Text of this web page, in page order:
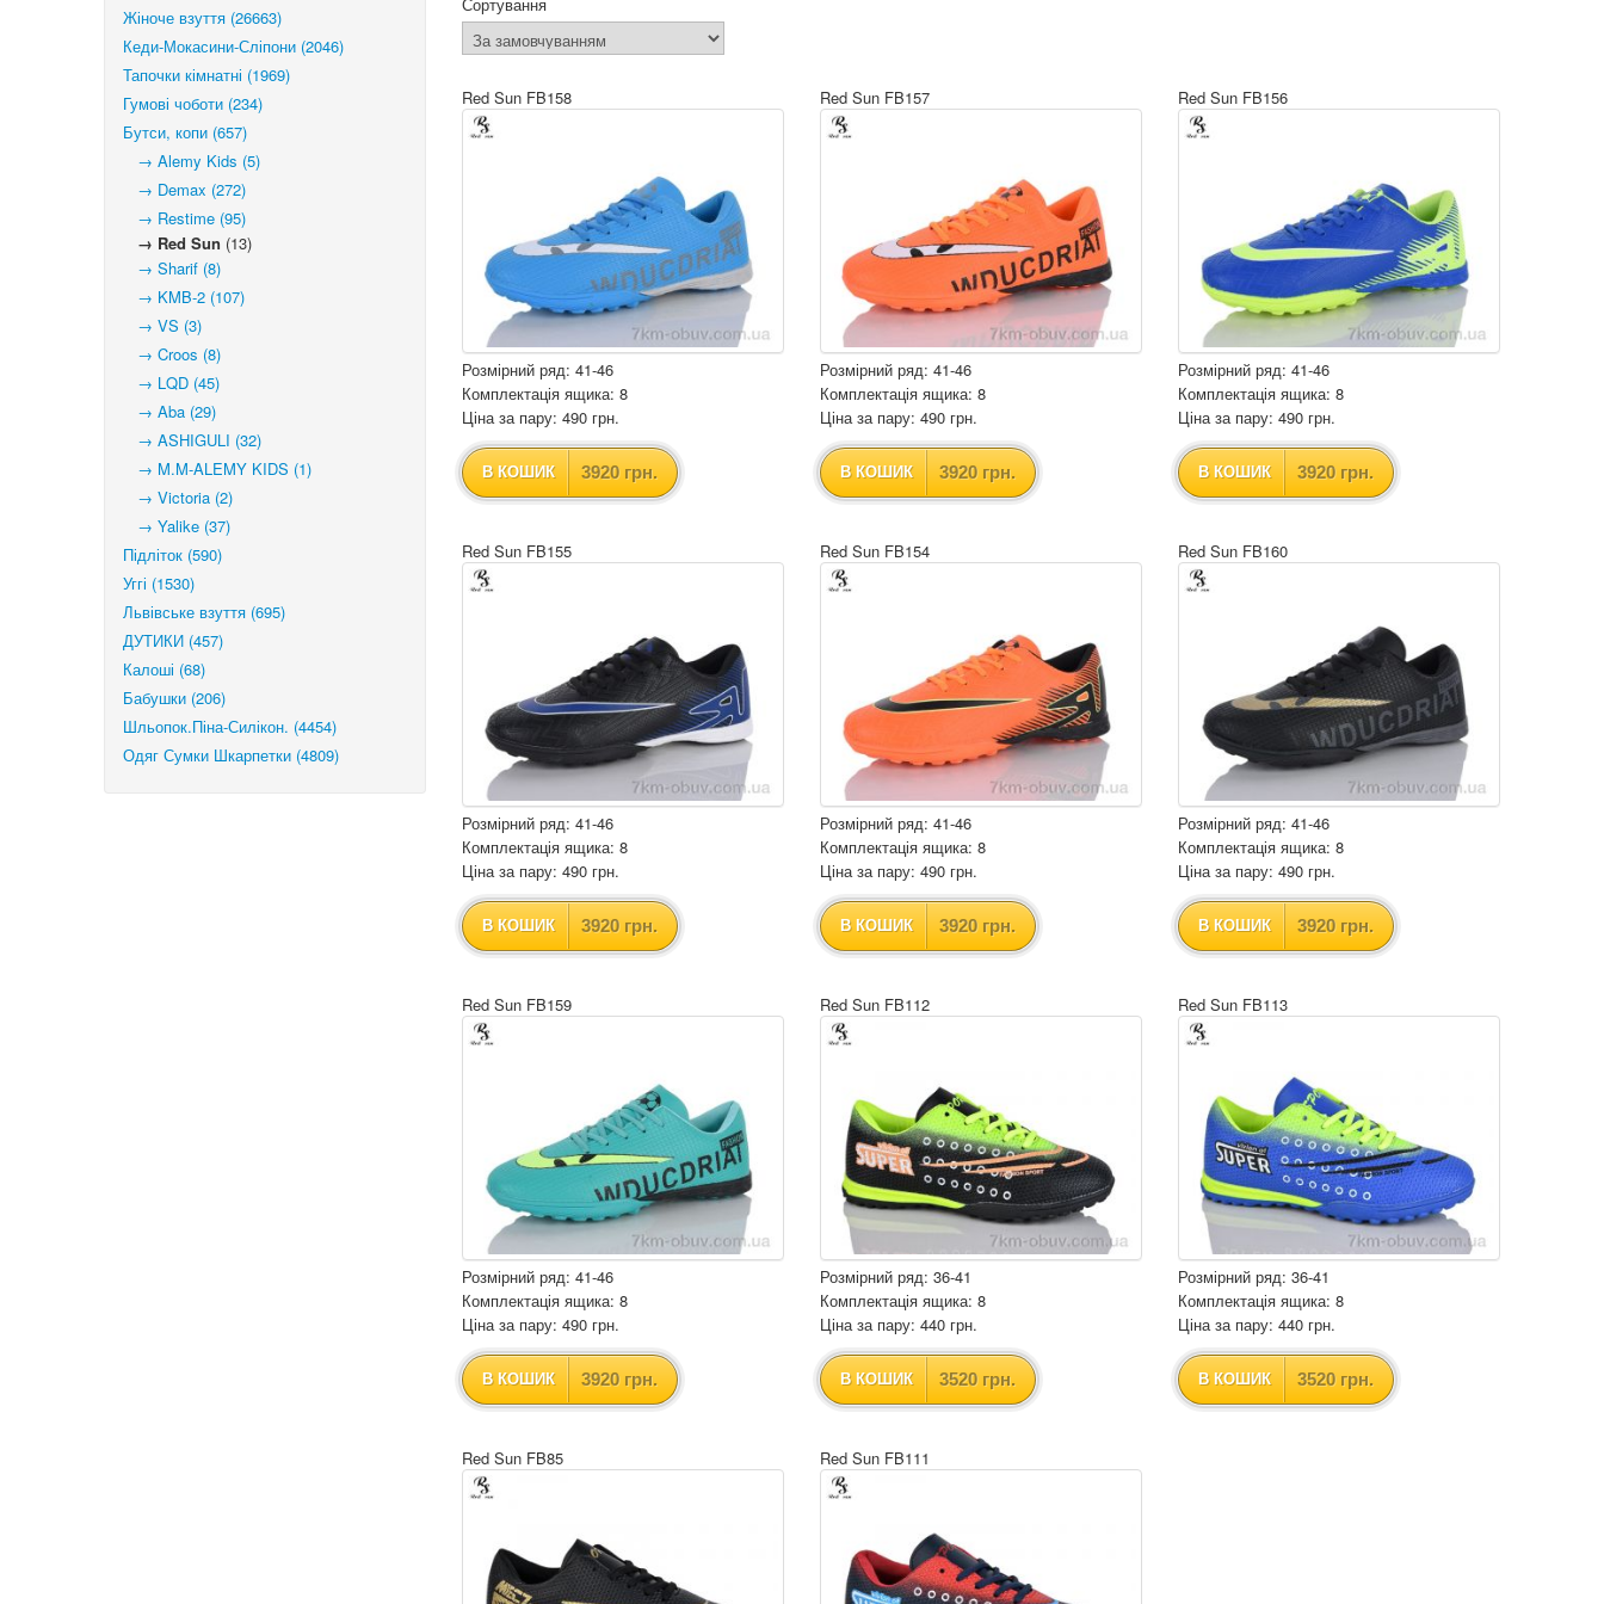
Жіноче взуття (26663)
Кеди-Мокасини-Сліпони (2046)
Тапочки кімнатні (1969)
Гумові чоботи (234)
Бутси, копи (657)
→ Alemy Kids (5)
→ Demax (272)
→ Restime (95)
→ Red Sun (13)
→ Sharif (8)
→ KMB-2 (107)
→ VS (3)
→ Croos (8)
→ LQD (45)
→ Aba (29)
→ ASHIGULI (32)
→ M.M-ALEMY KIDS (1)
→ Victoria (2)
→ Yalike (37)
Підліток (590)
Уггі (1530)
Львівське взуття (695)
ДУТИКИ (457)
Калоші (68)
Бабушки (206)
Шльопок.Піна-Силікон. (4454)
Одяг Сумки Шкарпетки (4809)
Red Sun FB158
Розмірний ряд: 41-46
Комплектація ящика: 8
Ціна за пару: 490 грн.
В КОШИК 3920 грн.
Red Sun FB157
Розмірний ряд: 41-46
Комплектація ящика: 8
Ціна за пару: 490 грн.
В КОШИК 3920 грн.
Red Sun FB156
Розмірний ряд: 41-46
Комплектація ящика: 8
Ціна за пару: 490 грн.
В КОШИК 3920 грн.
Red Sun FB155
Розмірний ряд: 41-46
Комплектація ящика: 8
Ціна за пару: 490 грн.
В КОШИК 3920 грн.
Red Sun FB154
Розмірний ряд: 41-46
Комплектація ящика: 8
Ціна за пару: 490 грн.
В КОШИК 3920 грн.
Red Sun FB160
Розмірний ряд: 41-46
Комплектація ящика: 8
Ціна за пару: 490 грн.
В КОШИК 3920 грн.
Red Sun FB159
Розмірний ряд: 41-46
Комплектація ящика: 8
Ціна за пару: 490 грн.
В КОШИК 3920 грн.
Red Sun FB112
Розмірний ряд: 36-41
Комплектація ящика: 8
Ціна за пару: 440 грн.
В КОШИК 3520 грн.
Red Sun FB113
Розмірний ряд: 36-41
Комплектація ящика: 8
Ціна за пару: 440 грн.
В КОШИК 3520 грн.
Red Sun FB85 Red Sun FB111